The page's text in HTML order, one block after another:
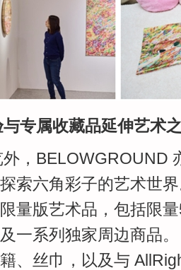
专属收藏品延伸艺术
，BELOWGROUND
索六角彩子的艺术世
量版艺术品，包括限
一系列独家周边商品
、丝巾，以及与